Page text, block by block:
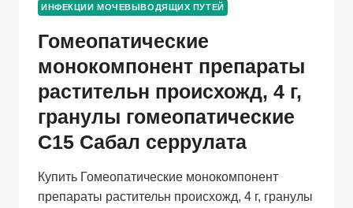
СЫРЬЕ
ПОРОШОК
ИНФЕКЦИИ МОЧЕВЫВОДЯЩИХ ПУТЕЙ
Гомеопатические
монокомпонент препараты
растительн происхожд, 4 г,
гранулы гомеопатические
C15 Сабал серрулата
Купить Гомеопатические монокомпонент
препараты растительн происхожд, 4 г, гранулы